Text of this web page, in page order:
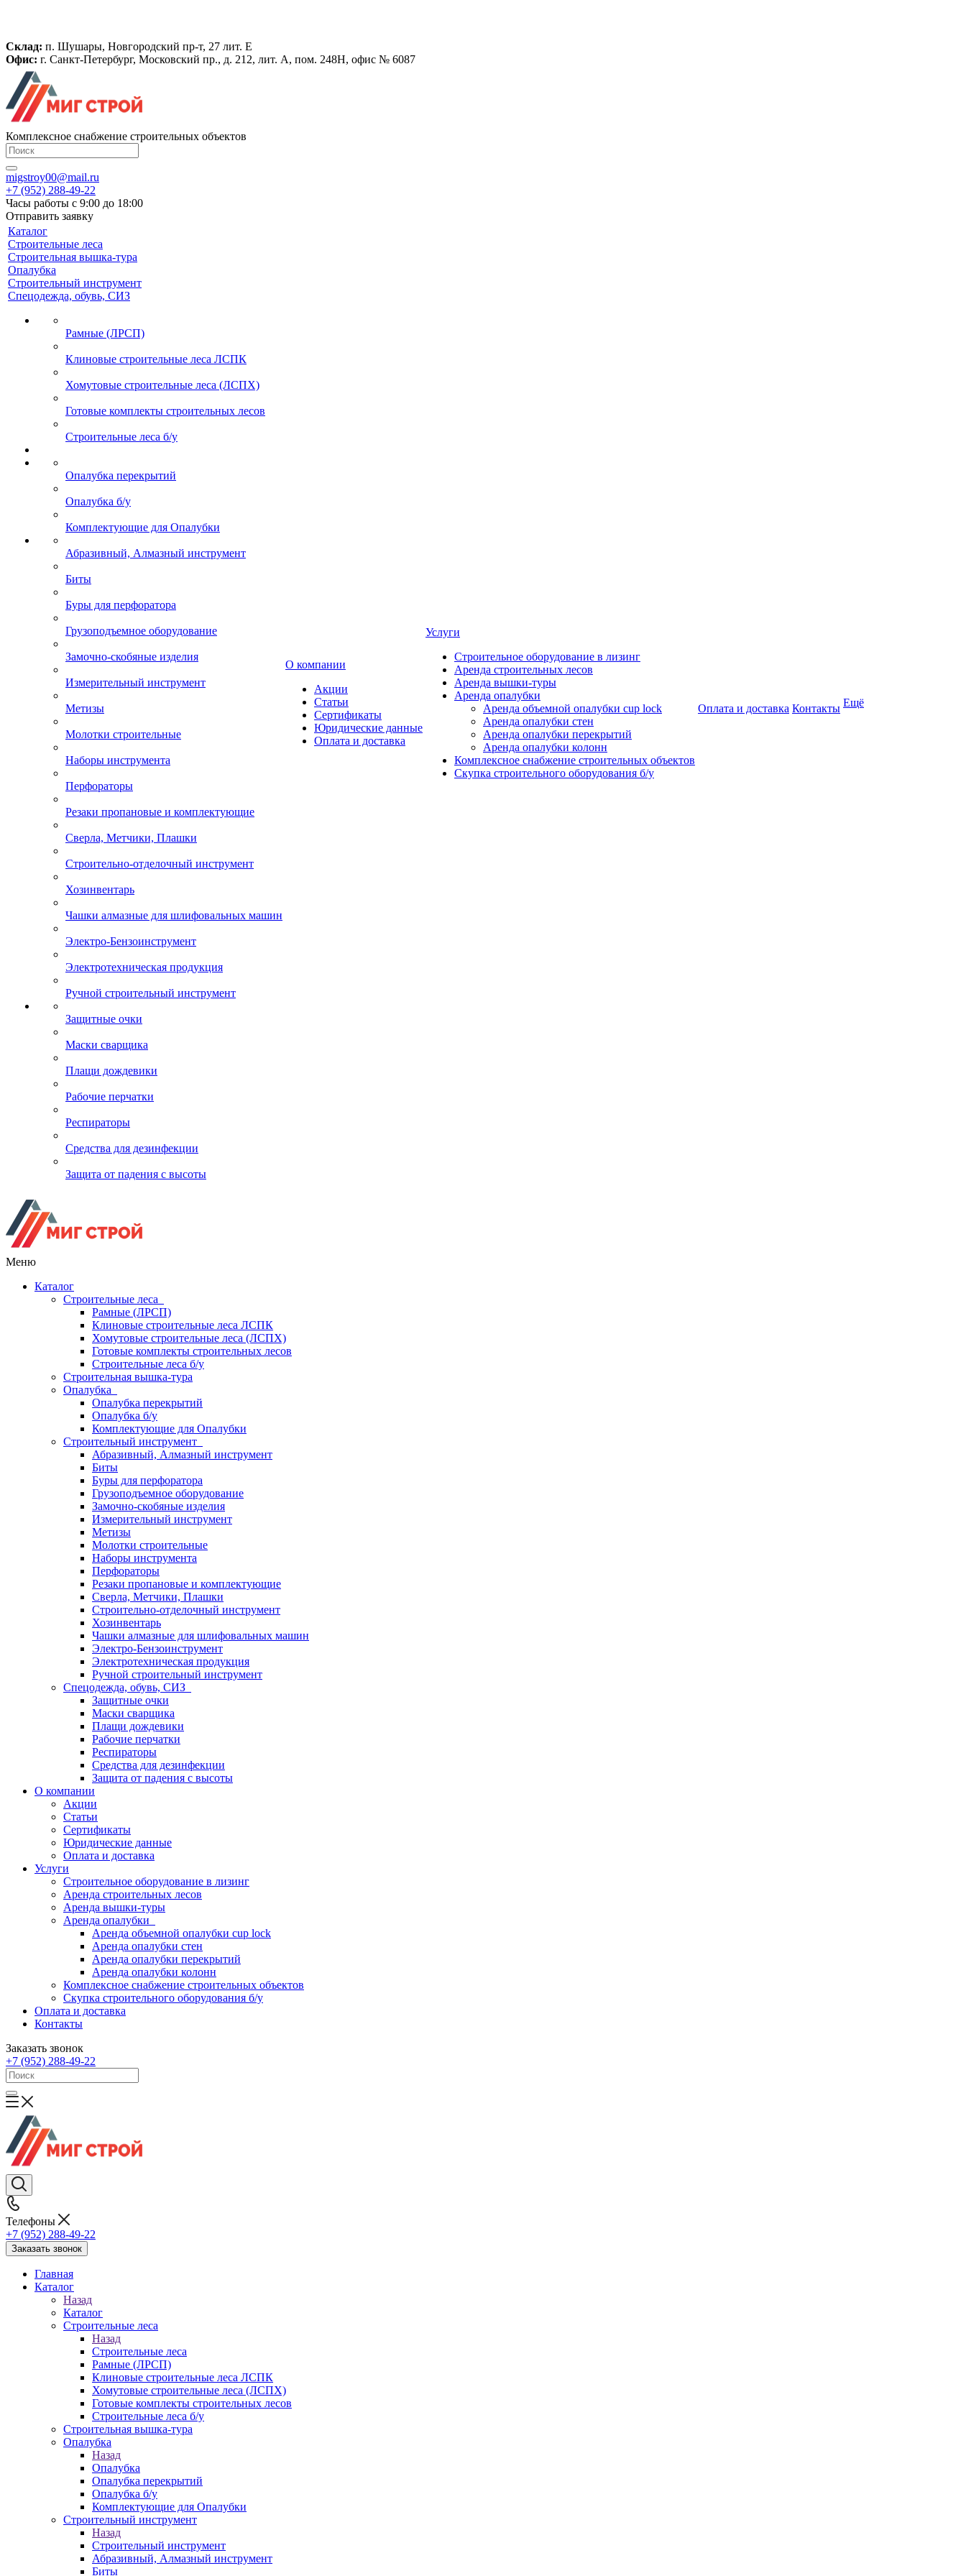
Склад: п. Шушары, Новгородский пр-т, 27 лит. Е
Офис: г. Санкт-Петербург, Московский пр., д. 212, лит. А, пом. 248Н, офис № 6087
Комплексное снабжение строительных объектов
migstroy00@mail.ru
+7 (952) 288-49-22
Часы работы с 9:00 до 18:00
Отправить заявку
Каталог
Строительные леса
Строительная вышка-тура
Опалубка
Строительный инструмент
Спецодежда, обувь, СИЗ
Рамные (ЛРСП)
Клиновые строительные леса ЛСПК
Хомутовые строительные леса (ЛСПХ)
Готовые комплекты строительных лесов
Строительные леса б/у
Опалубка перекрытий
Опалубка б/у
Комплектующие для Опалубки
Абразивный, Алмазный инструмент
Биты
Буры для перфоратора
Грузоподъемное оборудование
Замочно-скобяные изделия
Измерительный инструмент
Метизы
Молотки строительные
Наборы инструмента
Перфораторы
Резаки пропановые и комплектующие
Сверла, Метчики, Плашки
Строительно-отделочный инструмент
Хозинвентарь
Чашки алмазные для шлифовальных машин
Электро-Бензоинструмент
Электротехническая продукция
Ручной строительный инструмент
Защитные очки
Маски сварщика
Плащи дождевики
Рабочие перчатки
Респираторы
Средства для дезинфекции
Защита от падения с высоты
О компании
Акции
Статьи
Сертификаты
Юридические данные
Оплата и доставка
Услуги
Строительное оборудование в лизинг
Аренда строительных лесов
Аренда вышки-туры
Аренда опалубки
Аренда объемной опалубки cup lock
Аренда опалубки стен
Аренда опалубки перекрытий
Аренда опалубки колонн
Комплексное снабжение строительных объектов
Скупка строительного оборудования б/у
Оплата и доставка Контакты Ещё
Меню
Каталог
Строительные леса
Рамные (ЛРСП)
Клиновые строительные леса ЛСПК
Хомутовые строительные леса (ЛСПХ)
Готовые комплекты строительных лесов
Строительные леса б/у
Строительная вышка-тура
Опалубка
Опалубка перекрытий
Опалубка б/у
Комплектующие для Опалубки
Строительный инструмент
Абразивный, Алмазный инструмент
Биты
Буры для перфоратора
Грузоподъемное оборудование
Замочно-скобяные изделия
Измерительный инструмент
Метизы
Молотки строительные
Наборы инструмента
Перфораторы
Резаки пропановые и комплектующие
Сверла, Метчики, Плашки
Строительно-отделочный инструмент
Хозинвентарь
Чашки алмазные для шлифовальных машин
Электро-Бензоинструмент
Электротехническая продукция
Ручной строительный инструмент
Спецодежда, обувь, СИЗ
Защитные очки
Маски сварщика
Плащи дождевики
Рабочие перчатки
Респираторы
Средства для дезинфекции
Защита от падения с высоты
О компании
Акции
Статьи
Сертификаты
Юридические данные
Оплата и доставка
Услуги
Строительное оборудование в лизинг
Аренда строительных лесов
Аренда вышки-туры
Аренда опалубки
Аренда объемной опалубки cup lock
Аренда опалубки стен
Аренда опалубки перекрытий
Аренда опалубки колонн
Комплексное снабжение строительных объектов
Скупка строительного оборудования б/у
Оплата и доставка
Контакты
Заказать звонок
+7 (952) 288-49-22
Телефоны
+7 (952) 288-49-22
Заказать звонок
Главная
Каталог
Назад
Каталог
Строительные леса
Назад
Строительные леса
Рамные (ЛРСП)
Клиновые строительные леса ЛСПК
Хомутовые строительные леса (ЛСПХ)
Готовые комплекты строительных лесов
Строительные леса б/у
Строительная вышка-тура
Опалубка
Назад
Опалубка
Опалубка перекрытий
Опалубка б/у
Комплектующие для Опалубки
Строительный инструмент
Назад
Строительный инструмент
Абразивный, Алмазный инструмент
Биты